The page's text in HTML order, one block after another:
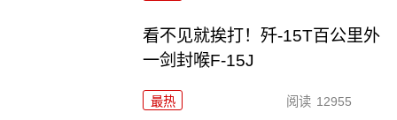
看不见就挨打！歼-15T百公里外
一剑封喉F-15J
最热 阅读 12955